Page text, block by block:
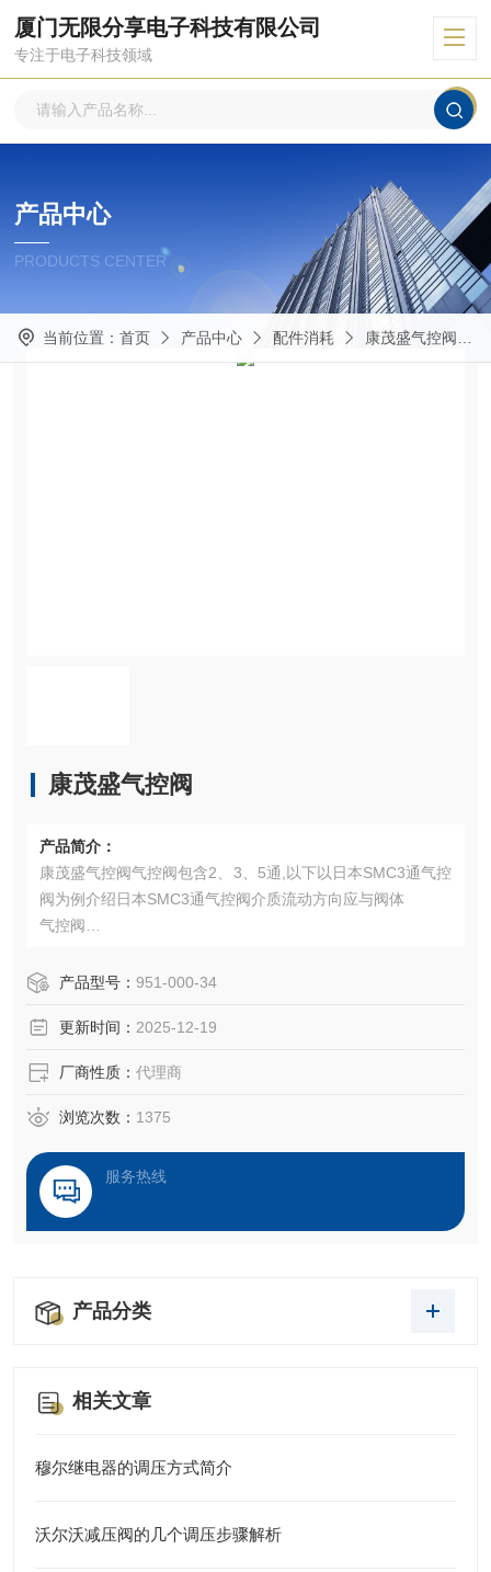
厦门无限分享电子科技有限公司
专注于电子科技领域
产品中心
PRODUCTS CENTER
当前位置： 首页 产品中心 配件消耗 康茂盛气控阀
康茂盛气控阀
产品简介：
康茂盛气控阀气控阀包含2、3、5通,以下以日本SMC3通气控
阀为例介绍日本SMC3通气控阀介质流动方向应与阀体
气控阀
箭头方向*，可以外接导压管装置出厂前均通过压力试验，安
处；可水平安装也可以垂直安装；限流止回阀的需求扬程大
调压阀，关闭过程中出口压力会逐渐增大，直至出口压力
产品型号： 951-000-34
更新时间： 2025-12-19
厂商性质： 代理商
浏览次数： 1375
服务热线
产品分类
相关文章
穆尔继电器的调压方式简介
沃尔沃减压阀的几个调压步骤解析